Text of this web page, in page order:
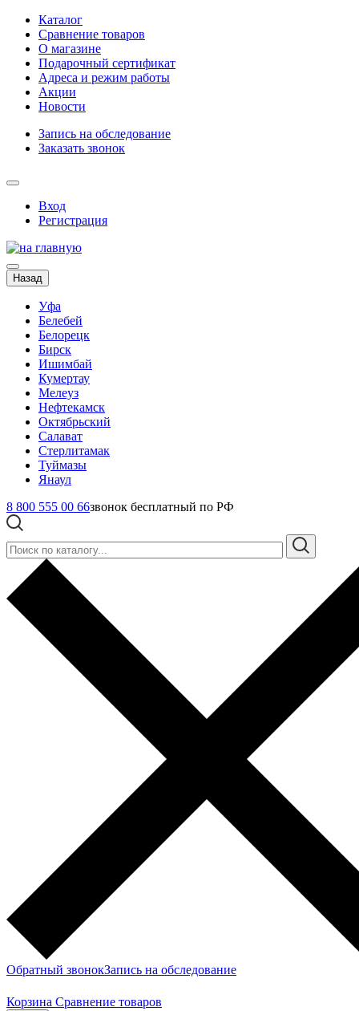
Каталог
Сравнение товаров
О магазине
Подарочный сертификат
Адреса и режим работы
Акции
Новости
Запись на обследование
Заказать звонок
Вход
Регистрация
Назад
Уфа
Белебей
Белорецк
Бирск
Ишимбай
Кумертау
Мелеуз
Нефтекамск
Октябрьский
Салават
Стерлитамак
Туймазы
Янаул
8 800 555 00 66звонок бесплатный по РФ
Обратный звонокЗапись на обследование
Корзина Сравнение товаров